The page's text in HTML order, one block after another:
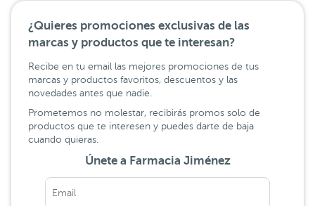
¿Quieres promociones exclusivas de las
marcas y productos que te interesan?
Recibe en tu email las mejores promociones de tus
marcas y productos favoritos, descuentos y las
novedades antes que nadie.
Prometemos no molestar, recibirás promos solo de
productos que te interesen y puedes darte de baja
cuando quieras.
Únete a Farmacia Jiménez